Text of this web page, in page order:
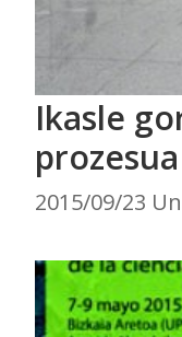
Ikasle
2015/09/23